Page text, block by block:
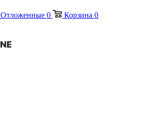
Отложенные 0 Корзина 0